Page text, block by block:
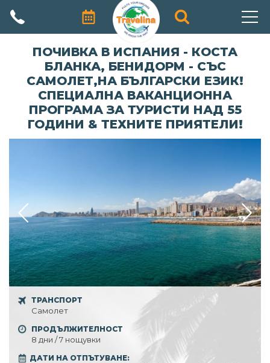
АВТОРСКИ ПРОГРАМИ
ПРОМОЦИИ
ПОЧИВКИ
ЕКЗОТИЧНИ ПЪТУВАНИЯ
КРУИЗИ
ЗА НАС
ПОЧИВКА В ИСПАНИЯ - КОСТА
БЛАНКА, БЕНИДОРМ - СЪС
САМОЛЕТ,НА БЪЛГАРСКИ ЕЗИК!
СПЕЦИАЛНА ВАКАНЦИОННА
ПРОГРАМА ЗА ТУРИСТИ НАД 55
ГОДИНИ & ТЕХНИТЕ ПРИЯТЕЛИ!
ТРАНСПОРТ
Самолет
ПРОДЪЛЖИТЕЛНОСТ
8 дни / 7 нощувки
ДАТИ НА ОТПЪТУВАНЕ: